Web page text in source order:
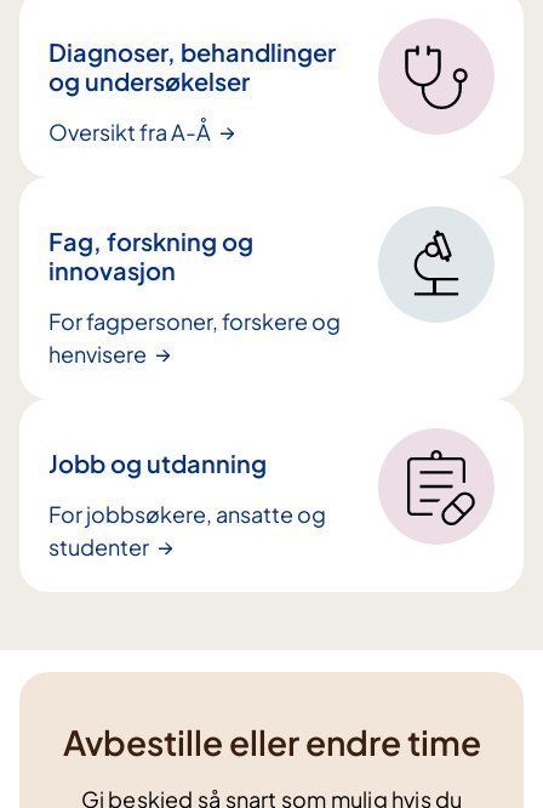
Diagnoser, behandlinger
og undersøkelser
Oversikt fra A-Å
Fag, forskning og
innovasjon
For fagpersoner, forskere og
henvisere
Jobb og utdanning
For jobbsøkere, ansatte og
studenter
Avbestille eller endre time
Gi beskjed så snart som mulig hvis du